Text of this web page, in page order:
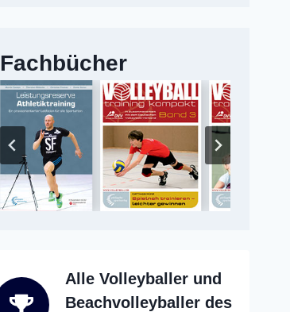
Fachbücher
Alle Volleyballer und
Beachvolleyballer des